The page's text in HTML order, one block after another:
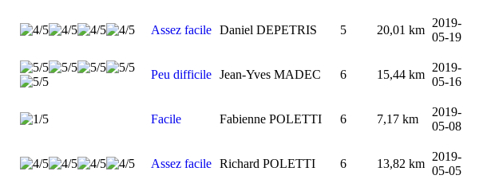
Assez facile Daniel DEPETRIS 5 20,01 km
2019-
05-19
Peu difficile Jean-Yves MADEC 6 15,44 km
2019-
05-16
Facile Fabienne POLETTI 6 7,17 km
2019-
05-08
Assez facile Richard POLETTI 6 13,82 km
2019-
05-05